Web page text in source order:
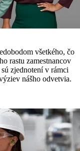
všetkého, čo
rastu zamestnancov
zjednotení v rámci
nášho odvetvia.